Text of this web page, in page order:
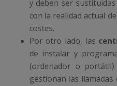
y deben ser
con la realidad actual
costes.
Por otro lado, las
de instalar y
(ordenador o
gestionan las